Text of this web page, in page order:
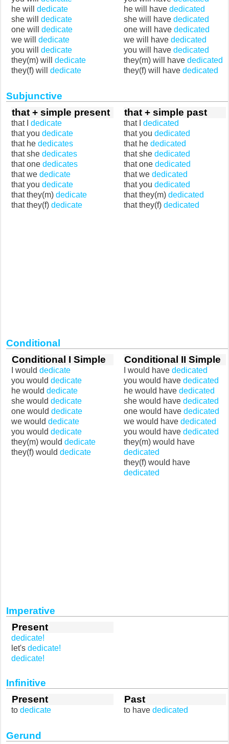
he will dedicate
she will dedicate
one will dedicate
we will dedicate
you will dedicate
they(m) will dedicate
they(f) will dedicate
he will have dedicated
she will have dedicated
one will have dedicated
we will have dedicated
you will have dedicated
they(m) will have dedicated
they(f) will have dedicated
Subjunctive
that + simple present
that I dedicate
that you dedicate
that he dedicates
that she dedicates
that one dedicates
that we dedicate
that you dedicate
that they(m) dedicate
that they(f) dedicate
that + simple past
that I dedicated
that you dedicated
that he dedicated
that she dedicated
that one dedicated
that we dedicated
that you dedicated
that they(m) dedicated
that they(f) dedicated
Conditional
Conditional I Simple
I would dedicate
you would dedicate
he would dedicate
she would dedicate
one would dedicate
we would dedicate
you would dedicate
they(m) would dedicate
they(f) would dedicate
Conditional II Simple
I would have dedicated
you would have dedicated
he would have dedicated
she would have dedicated
one would have dedicated
we would have dedicated
you would have dedicated
they(m) would have
dedicated
they(f) would have
dedicated
Imperative
Present
dedicate!
let's dedicate!
dedicate!
Infinitive
Present
to dedicate
Past
to have dedicated
Gerund